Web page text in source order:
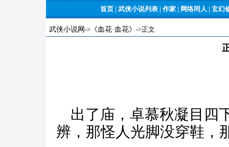
首页 | 武侠小说列表 | 作家 | 网络同人 | 玄幻
武侠小说网 -> 《血花·血花》 ->正文
出了庙，卓慕秋凝目四
辨，那怪人光脚没穿鞋，